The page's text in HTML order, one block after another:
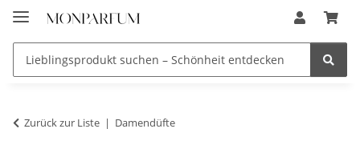
Zurück zur Liste Damendüfte